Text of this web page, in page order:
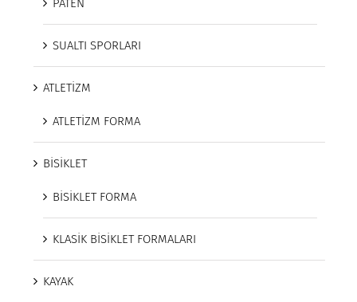
PATEN
SUALTI SPORLARI
ATLETİZM
ATLETİZM FORMA
BİSİKLET
BİSİKLET FORMA
KLASİK BİSİKLET FORMALARI
KAYAK